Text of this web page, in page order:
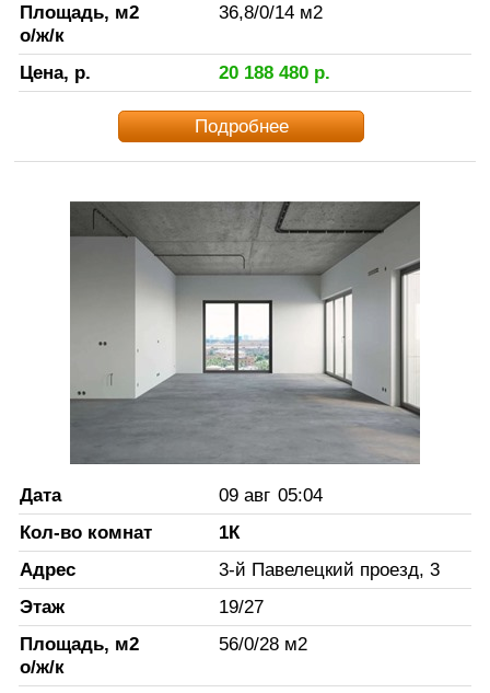
Площадь, м2
о/ж/к
36,8/0/14 м2
Цена, р. 20 188 480р.
Подробнее
Дата 09 авг 05:04
Кол-во комнат
1К
Адрес
3-й Павелецкий проезд, 3
Этаж
19/27
Площадь, м2
о/ж/к
56/0/28 м2